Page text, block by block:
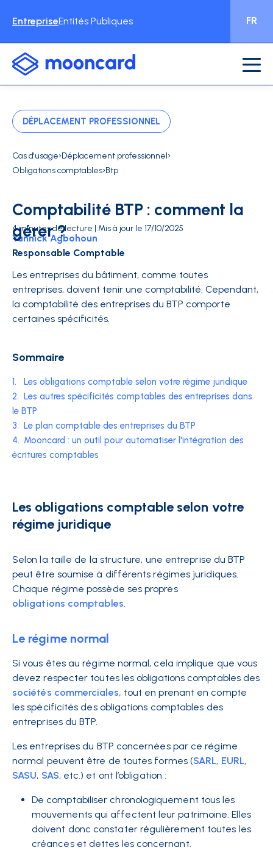
EntrepriseEntités Publiques FR
DÉPLACEMENT PROFESSIONNEL
Cas d'usage›Déplacement professionnel›
Obligations comptables›Btp
Comptabilité BTP : comment la
gérer ?
4 minutes de lecture | Mis à jour le 17/10/2025
Yannick Agbohoun
Responsable Comptable
Les entreprises du bâtiment, comme toutes
entreprises, doivent tenir une comptabilité. Cependant,
la comptabilité des entreprises du BTP comporte
certaines spécificités.
Sommaire
1.
Les obligations comptable selon votre régime juridique
2. Les autres spécificités comptables des entreprises dans
le BTP
3. Le plan comptable des entreprises du BTP
4. Mooncard : un outil pour automatiser l'intégration des
écritures comptables
Les obligations comptable selon votre
régime juridique
Selon la taille de la structure, une entreprise du BTP
peut être soumise à différents régimes juridiques.
Chaque régime possède ses propres
obligations comptables.
Le régime normal
Si vous êtes au régime normal, cela implique que vous
devez respecter toutes les obligations comptables des
sociétés commerciales, tout en prenant en compte
les spécificités des obligations comptables des
entreprises du BTP.
Les entreprises du BTP concernées par ce régime
normal peuvent être de toutes formes (SARL, EURL,
SASU, SAS, etc.) et ont l’obligation :
De comptabiliser chronologiquement tous les
mouvements qui affectent leur patrimoine. Elles
doivent donc constater régulièrement toutes les
créances et dettes les concernant.